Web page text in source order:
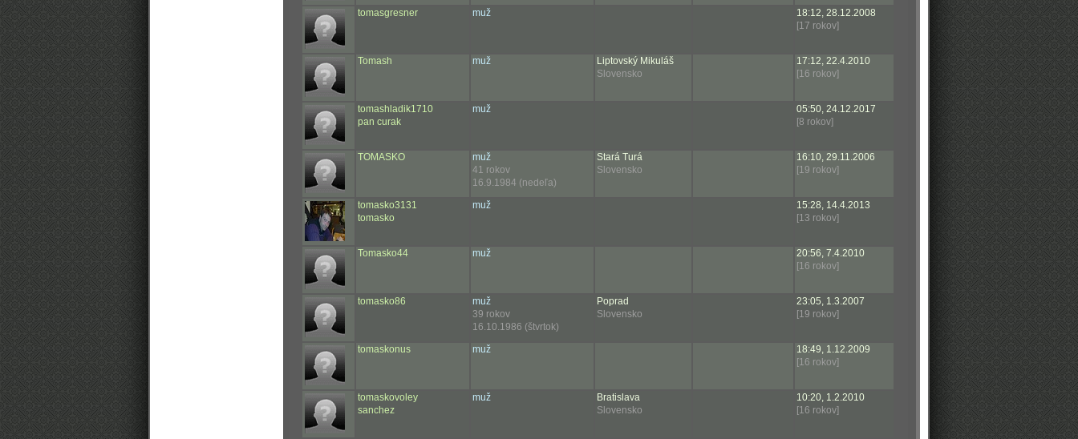
tomasgresner muž
18:12, 28.12.2008
[17 rokov]
Tomash muž
Liptovský Mikuláš
Slovensko
17:12, 22.4.2010
[16 rokov]
tomashladik1710
pan curak
muž
05:50, 24.12.2017
[8 rokov]
TOMASKO
muž
41 rokov
16.9.1984 (nedeľa)
Stará Turá
Slovensko
16:10, 29.11.2006
[19 rokov]
tomasko3131
tomasko
muž
15:28, 14.4.2013
[13 rokov]
Tomasko44 muž
20:56, 7.4.2010
[16 rokov]
tomasko86
muž
39 rokov
16.10.1986 (štvrtok)
Poprad
Slovensko
23:05, 1.3.2007
[19 rokov]
tomaskonus muž
18:49, 1.12.2009
[16 rokov]
tomaskovoley
sanchez
muž
Bratislava
Slovensko
10:20, 1.2.2010
[16 rokov]